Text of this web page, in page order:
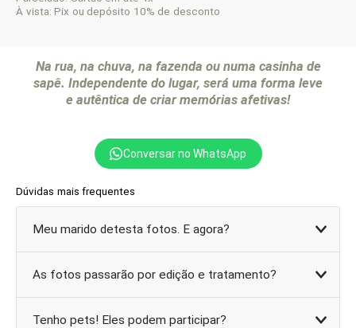
À vista: Pix ou depósito 10% de desconto
Na rua, na chuva, na fazenda ou numa casinha de
sapê. Independente do lugar, será uma forma leve
e autêntica de criarmemórias afetivas!
Conversar no WhatsApp
Dúvidas mais frequentes
Meu marido detesta fotos. E agora?
As fotos passarão por edição e tratamento?
Tenho pets! Eles podem participar?